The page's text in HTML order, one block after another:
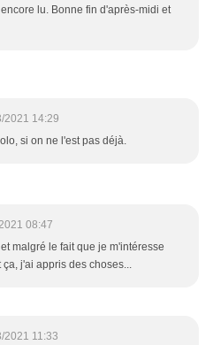
lu. Bonne fin d'après-midi et
2021 14:29
si on ne l'est pas déjà.
08:47
malgré le fait que je m'intéresse
ça, j'ai appris des choses...
2021 11:33